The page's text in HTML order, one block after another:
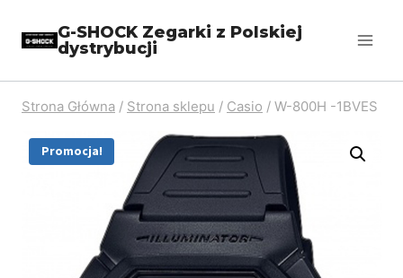
G-SHOCK Zegarki z Polskiej
dystrybucji
Strona Główna / Strona sklepu / Casio / W-800H -1BVES
Promocja!